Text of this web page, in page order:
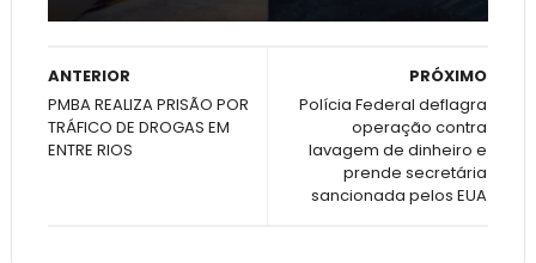
PRÓXIMO
Polícia Federal deflagra
operação contra
lavagem de dinheiro e
prende secretária
sancionada pelos EUA
ANTERIOR
PMBA REALIZA PRISÃO POR
TRÁFICO DE DROGAS EM
ENTRE RIOS